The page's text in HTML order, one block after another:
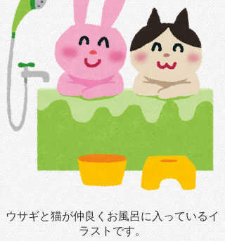
ウサギと猫が仲良くお風呂に入っているイ
ラストです。